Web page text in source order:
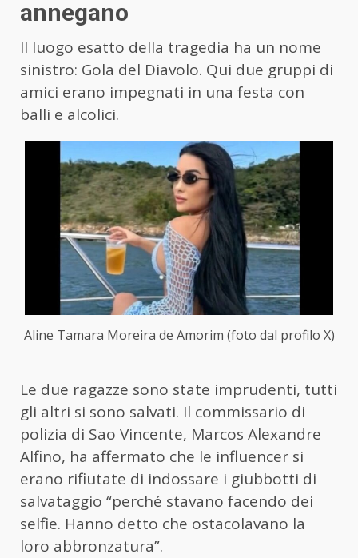
annegano
Il luogo esatto della tragedia ha un nome
sinistro: Gola del Diavolo. Qui due gruppi di
amici erano impegnati in una festa con
balli e alcolici.
Aline Tamara Moreira de Amorim (foto dal profilo X)
Le due ragazze sono state imprudenti, tutti
gli altri si sono salvati. Il commissario di
polizia di Sao Vincente, Marcos Alexandre
Alfino, ha affermato che le influencer si
erano rifiutate di indossare i giubbotti di
salvataggio “perché stavano facendo dei
selfie. Hanno detto che ostacolavano la
loro abbronzatura”.